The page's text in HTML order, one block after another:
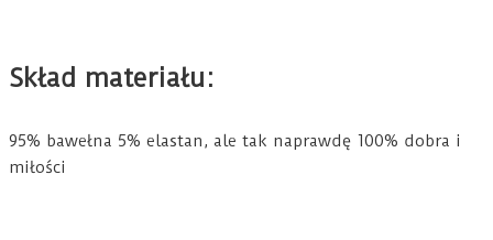
Skład materiału:
95% bawełna 5% elastan, ale tak naprawdę 100% dobra i
miłości